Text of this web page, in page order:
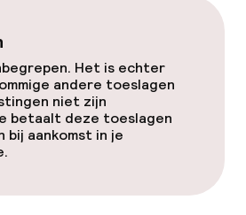
Het is echter
andere toeslagen
niet zijn
betaalt deze toeslagen
bij aankomst in je